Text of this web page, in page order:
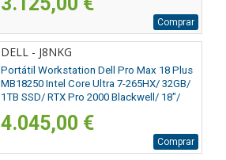
Comprar
DELL - J8NKG
Portátil Workstation Dell Pro Max 18 Plus
MB18250 Intel Core Ultra 7-265HX/ 32GB/
1TB SSD/ RTX Pro 2000 Blackwell/ 18"/
4.045,00 €
Comprar